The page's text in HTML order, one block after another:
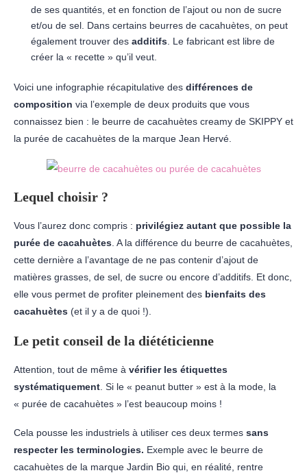
de ses quantités, et en fonction de l’ajout ou non de sucre
et/ou de sel. Dans certains beurres de cacahuètes, on peut
également trouver des additifs . Le fabricant est libre de
créer la « recette » qu’il veut.
Voici une infographie récapitulative des différences de
composition via l’exemple de deux produits que vous
connaissez bien : le beurre de cacahuètes creamy de SKIPPY et
la purée de cacahuètes de la marque Jean Hervé.
Lequel choisir ?
Vous l’aurez donc compris : privilégiez autant que possible la
purée de cacahuètes . A la différence du beurre de cacahuètes,
cette dernière a l’avantage de ne pas contenir d’ajout de
matières grasses, de sel, de sucre ou encore d’additifs. Et donc,
elle vous permet de profiter pleinement des bienfaits des
cacahuètes (et il y a de quoi !).
Le petit conseil de la diététicienne
Attention, tout de même à vérifier les étiquettes
systématiquement . Si le « peanut butter » est à la mode, la
« purée de cacahuètes » l’est beaucoup moins !
Cela pousse les industriels à utiliser ces deux termes sans
respecter les terminologies. Exemple avec le beurre de
cacahuètes de la marque Jardin Bio qui, en réalité, rentre